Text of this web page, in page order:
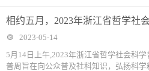
相约五月，2023年浙江省哲学社
2023-05-14
5月14日上午,2023年浙江省哲学社会科
普周旨在向公众普及社科知识，弘扬科